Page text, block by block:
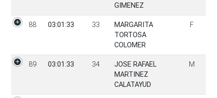
GIMENEZ
88 03:01:33 33
MARGARITA
TORTOSA
COLOMER
F
89 03:01:33 34
JOSE RAFAEL
MARTINEZ
CALATAYUD
M